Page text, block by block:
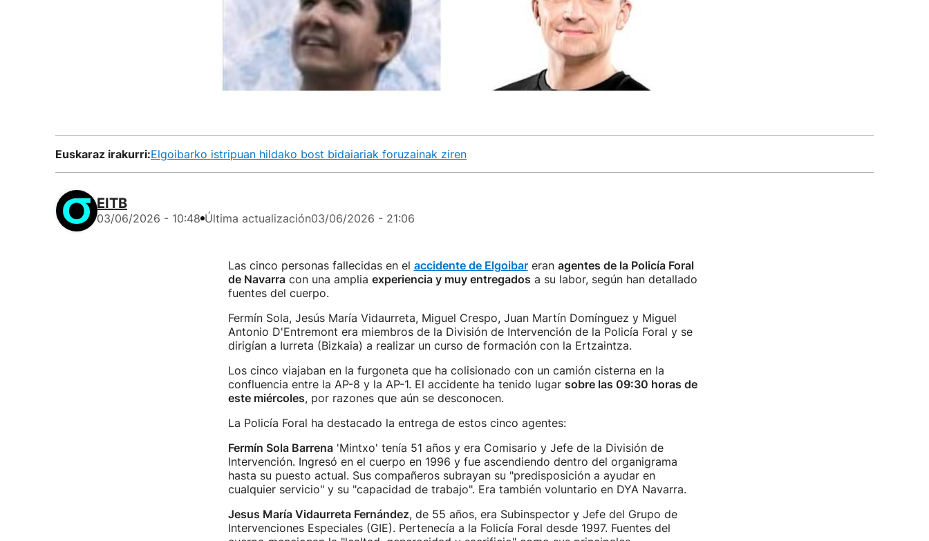
Euskaraz irakurri:Elgoibarko istripuan hildako bost bidaiariak foruzainak ziren
EITB
03/06/2026 - 10:48 Última actualización03/06/2026 - 21:06
Las cinco personas fallecidas en el accidente de Elgoibareran agentes de la Policía Foral
de Navarracon una amplia experiencia y muy entregados a su labor, según han detallado
fuentes del cuerpo.
Fermín Sola, Jesús María Vidaurreta, Miguel Crespo, Juan Martín Domínguez y Miguel
Antonio D'Entremont era miembros de la División de Intervención de la Policía Foral y se
dirigían a Iurreta (Bizkaia) a realizar un curso de formación con la Ertzaintza.
Los cinco viajaban en la furgoneta que ha colisionado con un camión cisterna en la
confluencia entre la AP-8 y la AP-1. El accidente ha tenido lugar sobre las 09:30 horas de
este miércoles, por razones que aún se desconocen.
La Policía Foral ha destacado la entrega de estos cinco agentes:
Fermín Sola Barrena'Mintxo' tenía 51 años y era Comisario y Jefe de la División de
Intervención. Ingresó en el cuerpo en 1996 y fue ascendiendo dentro del organigrama
hasta su puesto actual. Sus compañeros subrayan su "predisposición a ayudar en
cualquier servicio" y su "capacidad de trabajo". Era también voluntario en DYA Navarra.
Jesus María Vidaurreta Fernández, de 55 años, era Subinspector y Jefe del Grupo de
Intervenciones Especiales (GIE). Pertenecía a la Folicía Foral desde 1997. Fuentes del